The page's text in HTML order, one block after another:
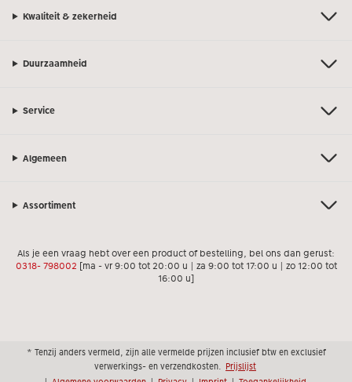
Kwaliteit & zekerheid
Duurzaamheid
Service
Algemeen
Assortiment
Als je een vraag hebt over een product of bestelling, bel ons dan gerust:
0318- 798002 [ma - vr 9:00 tot 20:00 u | za 9:00 tot 17:00 u | zo 12:00 tot
16:00 u]
* Tenzij anders vermeld, zijn alle vermelde prijzen inclusief btw en exclusief
verwerkings- en verzendkosten. Prijslijst